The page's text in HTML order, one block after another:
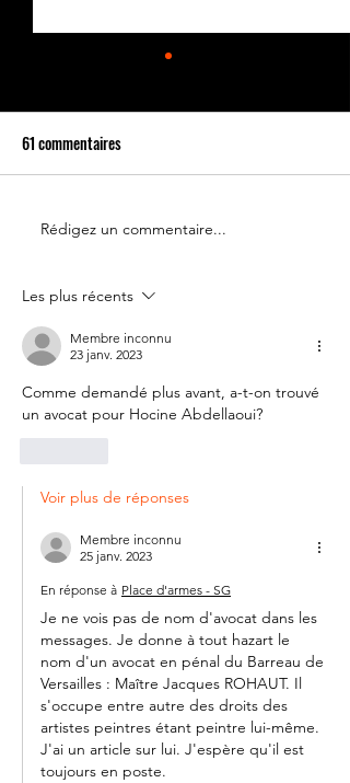
Le 14 juillet doit rester une
61 commentaires
Rédigez un commentaire...
Les plus récents
Membre inconnu
23 janv. 2023
Comme demandé plus avant, a-t-on trouvé
un avocat pour Hocine Abdellaoui?
Voir plus de réponses
Membre inconnu
25 janv. 2023
En réponse à Place d'armes - SG
Je ne vois pas de nom d'avocat dans les
messages. Je donne à tout hazart le
nom d'un avocat en pénal du Barreau de
Versailles : Maître Jacques ROHAUT. Il
s'occupe entre autre des droits des
artistes peintres étant peintre lui-même.
J'ai un article sur lui. J'espère qu'il est
toujours en poste.